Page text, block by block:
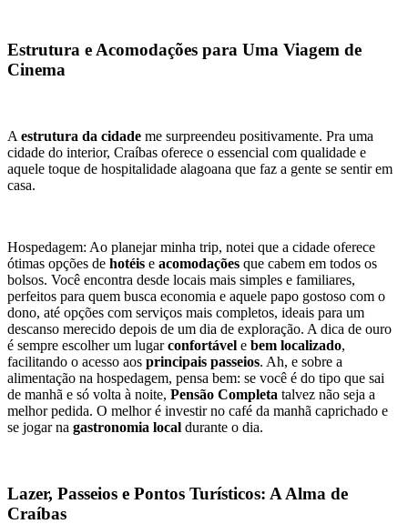
Estrutura e Acomodações para Uma Viagem de
Cinema
A estrutura da cidade me surpreendeu positivamente. Pra uma
cidade do interior, Craíbas oferece o essencial com qualidade e
aquele toque de hospitalidade alagoana que faz a gente se sentir em
casa.
Hospedagem: Ao planejar minha trip, notei que a cidade oferece
ótimas opções de hotéis e acomodações que cabem em todos os
bolsos. Você encontra desde locais mais simples e familiares,
perfeitos para quem busca economia e aquele papo gostoso com o
dono, até opções com serviços mais completos, ideais para um
descanso merecido depois de um dia de exploração. A dica de ouro
é sempre escolher um lugar confortável e bem localizado,
facilitando o acesso aos principais passeios. Ah, e sobre a
alimentação na hospedagem, pensa bem: se você é do tipo que sai
de manhã e só volta à noite, Pensão Completa talvez não seja a
melhor pedida. O melhor é investir no café da manhã caprichado e
se jogar na gastronomia local durante o dia.
Lazer, Passeios e Pontos Turísticos: A Alma de
Craíbas